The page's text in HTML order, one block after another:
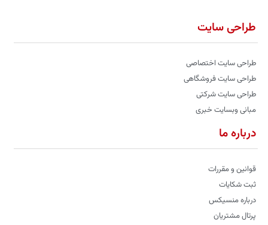
طراحی سایت
طراحی سایت اختصاصی
طراحی سایت فروشگاهی
طراحی سایت شرکتی
مبانی وبسایت خبری
درباره ما
قوانین و مقررات
ثبت شکایات
درباره منسیکس
پرتال مشتریان